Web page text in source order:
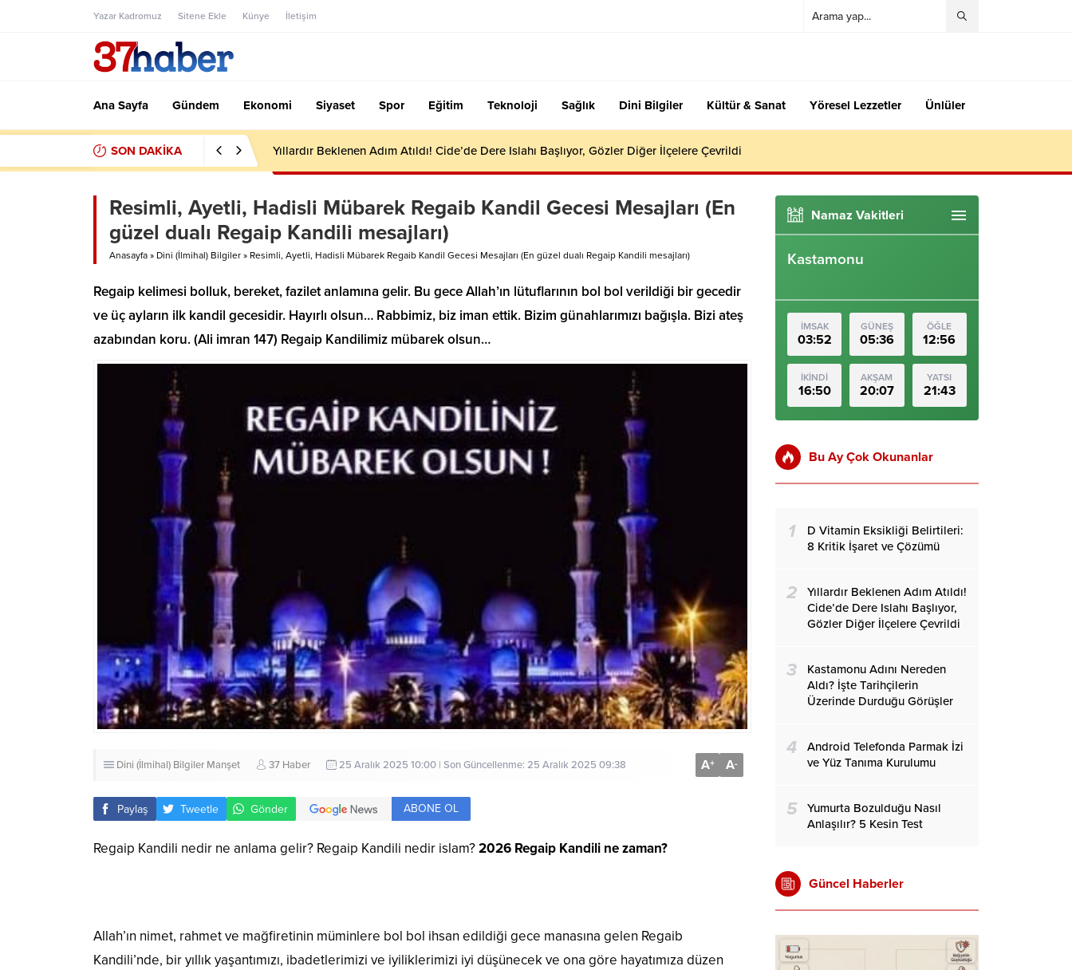
Yazar Kadromuz Sitene Ekle Künye İletişim
Ana Sayfa Gündem Ekonomi Siyaset Spor Eğitim Teknoloji Sağlık Dini Bilgiler Kültür & Sanat Yöresel Lezzetler Ünlüler
SON DAKİKA Yıllardır Beklenen Adım Atıldı! Cide’de Dere Islahı Başlıyor, Gözler Diğer İlçelere Çevrildi
Resimli, Ayetli, Hadisli Mübarek Regaib Kandil Gecesi Mesajları (En
güzel dualı Regaip Kandili mesajları)
Anasayfa » Dini (İlmihal) Bilgiler » Resimli, Ayetli, Hadisli Mübarek Regaib Kandil Gecesi Mesajları (En güzel dualı Regaip Kandili mesajları)
Regaip kelimesi bolluk, bereket, fazilet anlamına gelir. Bu gece Allah’ın lütuflarının bol bol verildiği bir gecedir
ve üç ayların ilk kandil gecesidir. Hayırlı olsun… Rabbimiz, biz iman ettik. Bizim günahlarımızı bağışla. Bizi ateş
azabından koru. (Ali imran 147) Regaip Kandilimiz mübarek olsun…
Dini (İlmihal) Bilgiler Manşet 37 Haber 25 Aralık 2025 10:00 | Son Güncellenme: 25 Aralık 2025 09:38 A+ A-
Paylaş Tweetle Gönder ABONE OL
Regaip Kandili nedir ne anlama gelir? Regaip Kandili nedir islam?2026 Regaip Kandili ne zaman?
Allah’ın nimet, rahmet ve mağfiretinin müminlere bol bol ihsan edildiği gece manasına gelen Regaib
Kandili’nde, bir yıllık yaşantımızı, ibadetlerimizi ve iyiliklerimizi iyi düşünecek ve ona göre hayatımıza düzen
Namaz Vakitleri
Kastamonu
İMSAK
03:52
GÜNEŞ
05:36
ÖĞLE
12:56
İKİNDİ
16:50
AKŞAM
20:07
YATSI
21:43
Bu Ay Çok Okunanlar
1
D Vitamin Eksikliği Belirtileri:
8 Kritik İşaret ve Çözümü
2
Yıllardır Beklenen Adım Atıldı!
Cide’de Dere Islahı Başlıyor,
Gözler Diğer İlçelere Çevrildi
3
Kastamonu Adını Nereden
Aldı? İşte Tarihçilerin
Üzerinde Durduğu Görüşler
4
Android Telefonda Parmak İzi
ve Yüz Tanıma Kurulumu
5
Yumurta Bozulduğu Nasıl
Anlaşılır? 5 Kesin Test
Güncel Haberler